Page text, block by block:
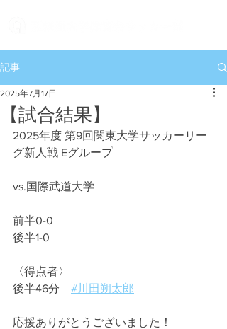
記事
【試合結果】
2025年7月17日
2025年度 第9回関東大学サッカーリー
グ新人戦 Eグループ
vs.国際武道大学
前半0-0
後半1-0
〈得点者〉
後半46分 #川田朔太郎
応援ありがとうございました！